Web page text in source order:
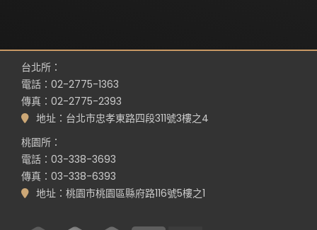
台北所：
電話：02-2775-1363
傳真：02-2775-2393
地址：台北市忠孝東路四段311號3樓之4
桃園所：
電話：03-338-3693
傳真：03-338-6393
地址：桃園市桃園區縣府路116號5樓之1